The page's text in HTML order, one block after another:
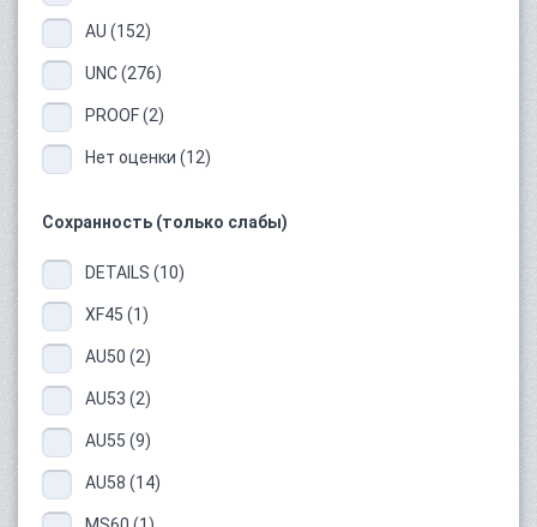
AU (152)
UNC (276)
PROOF (2)
Нет оценки (12)
Сохранность (только слабы)
DETAILS (10)
XF45 (1)
AU50 (2)
AU53 (2)
AU55 (9)
AU58 (14)